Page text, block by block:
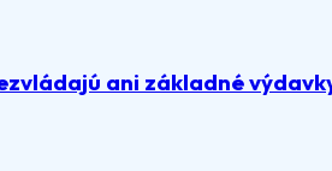
ani základné